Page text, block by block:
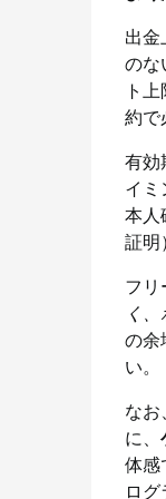
出金
のな
ト
約で
有効
イミ
本人
証明
フリ
く
の余
い。
なお
に、
体感
ロ